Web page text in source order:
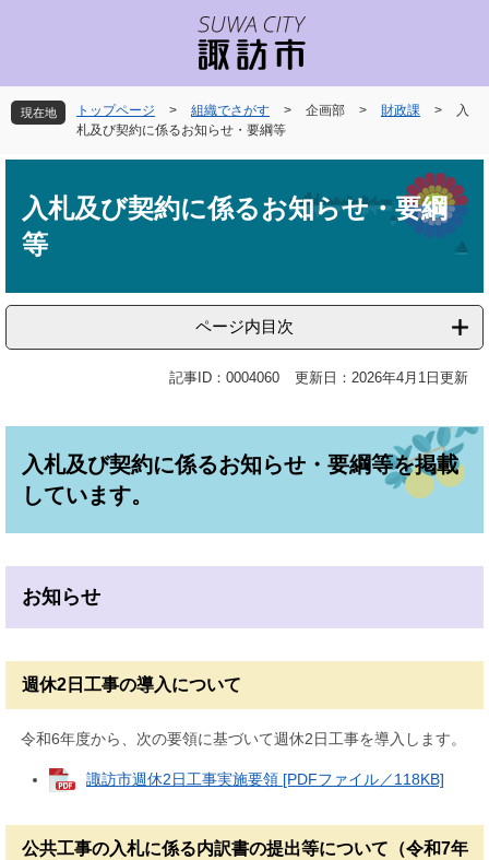
先
頭
を
飛
現在地 トップページ > 組織でさがす > 企画部 > 財政課 >
入
札及び契約に係るお知らせ・要綱等
入札及び契約に係るお知らせ・要綱
等
ページ内目次
記事ID：0004060 更新日：2026年4月1日更新
入札及び契約に係るお知らせ・要綱等を掲載
しています。
お知らせ
週休2日工事の導入について
令和6年度から、次の要領に基づいて週休2日工事を導入します。
諏訪市週休2日工事実施要領 [PDFファイル／118KB]
公共工事の入札に係る内訳書の提出等について（令和7年